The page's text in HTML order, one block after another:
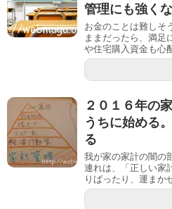
管理にも強くな
お金のことは難しそ
ままだったら、満足
や住宅購入資金も心
２０１６年の
うちに始める
る
我が家の家計の闇の
連れは、「正しい家
りばったり、運まか